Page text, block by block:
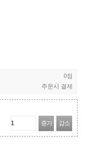
0점
주문시 결제
증가 감소